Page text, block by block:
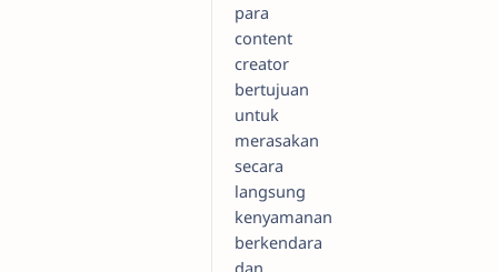
para
content
creator
bertujuan
untuk
merasakan
secara
langsung
kenyamanan
berkendara